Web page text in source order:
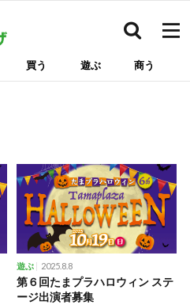
買う 遊ぶ 商う
遊ぶ 2025.8.8
第６回たまプラハロウィン ステ
ージ出演者募集